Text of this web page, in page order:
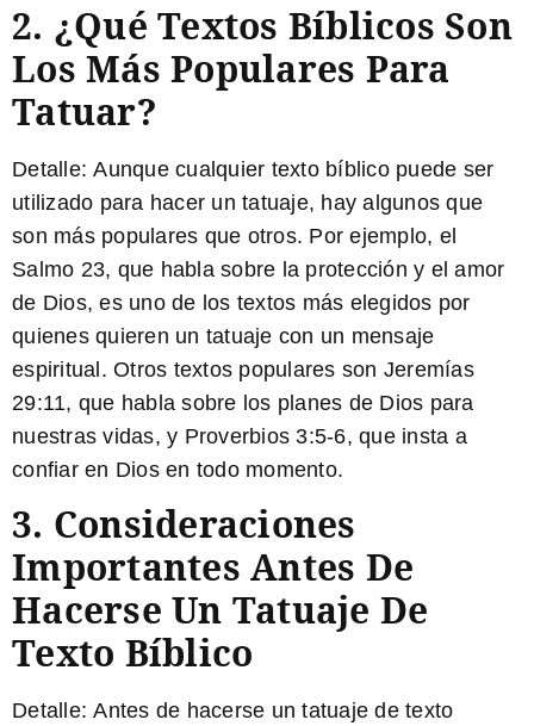
2. ¿Qué Textos Bíblicos Son
Los Más Populares Para
Tatuar?
Detalle:Aunque cualquier texto bíblico puede ser
utilizado para hacer un tatuaje, hay algunos que
son más populares que otros. Por ejemplo, el
Salmo 23, que habla sobre la protección y el amor
de Dios, es uno de los textos más elegidos por
quienes quieren un tatuaje con un mensaje
espiritual. Otros textos populares son Jeremías
29:11, que habla sobre los planes de Dios para
nuestras vidas, y Proverbios 3:5-6, que insta a
confiar en Dios en todo momento.
3. Consideraciones
Importantes Antes De
Hacerse Un Tatuaje De
Texto Bíblico
Detalle:Antes de hacerse un tatuaje de texto